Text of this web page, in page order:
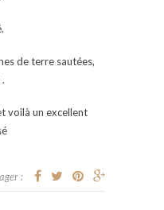
de terre sautées,
voilà un excellent
: